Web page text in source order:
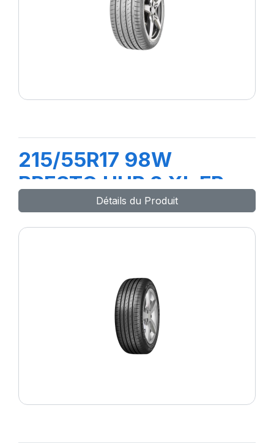
215/55R17 98W
PRESTO UHP 2 XL FP
Détails du Produit